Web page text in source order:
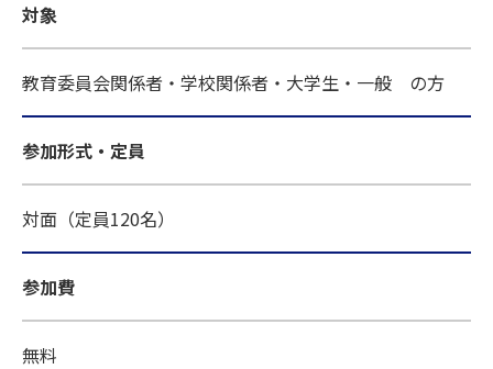
対象
教育委員会関係者・学校関係者・大学生・一般 の方
参加形式・定員
対面（定員120名）
参加費
無料